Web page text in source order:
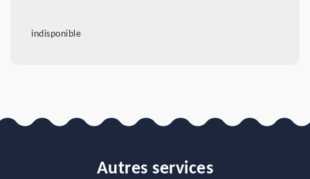
indisponible
Autres services